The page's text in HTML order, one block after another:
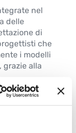
nel
delle
di
che
i modelli
grazie alla
su Cadenas
più facile e